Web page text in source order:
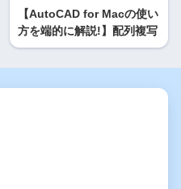
【AutoCAD for Macの使い
方を端的に解説!】配列複写